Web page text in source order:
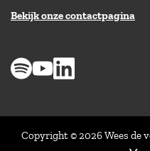
Bekijk onze contactpagina
Copyright © 2026 Wees de